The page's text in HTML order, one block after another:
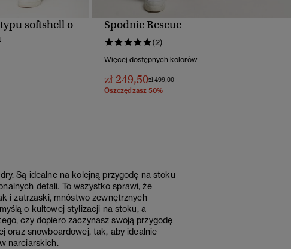
softshell o
Spodnie Rescue
(2)
Więcej dostępnych kolorów
zł 249,50Cena obniżona od
zł 499,00do
Oszczędzasz 50%
Są idealne na kolejną przygodę na stoku
detali. To wszystko sprawi, że
i zatrzaski, mnóstwo zewnętrznych
o kultowej stylizacji na stoku, a
czy dopiero zaczynasz swoją przygodę
oraz snowboardowej, tak, aby idealnie
narciarskich.